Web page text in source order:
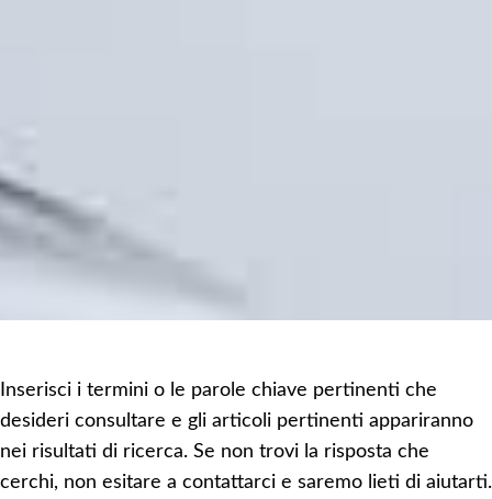
Inserisci i termini o le parole chiave pertinenti che
desideri consultare e gli articoli pertinenti appariranno
nei risultati di ricerca. Se non trovi la risposta che
cerchi, non esitare a contattarci e saremo lieti di aiutarti.